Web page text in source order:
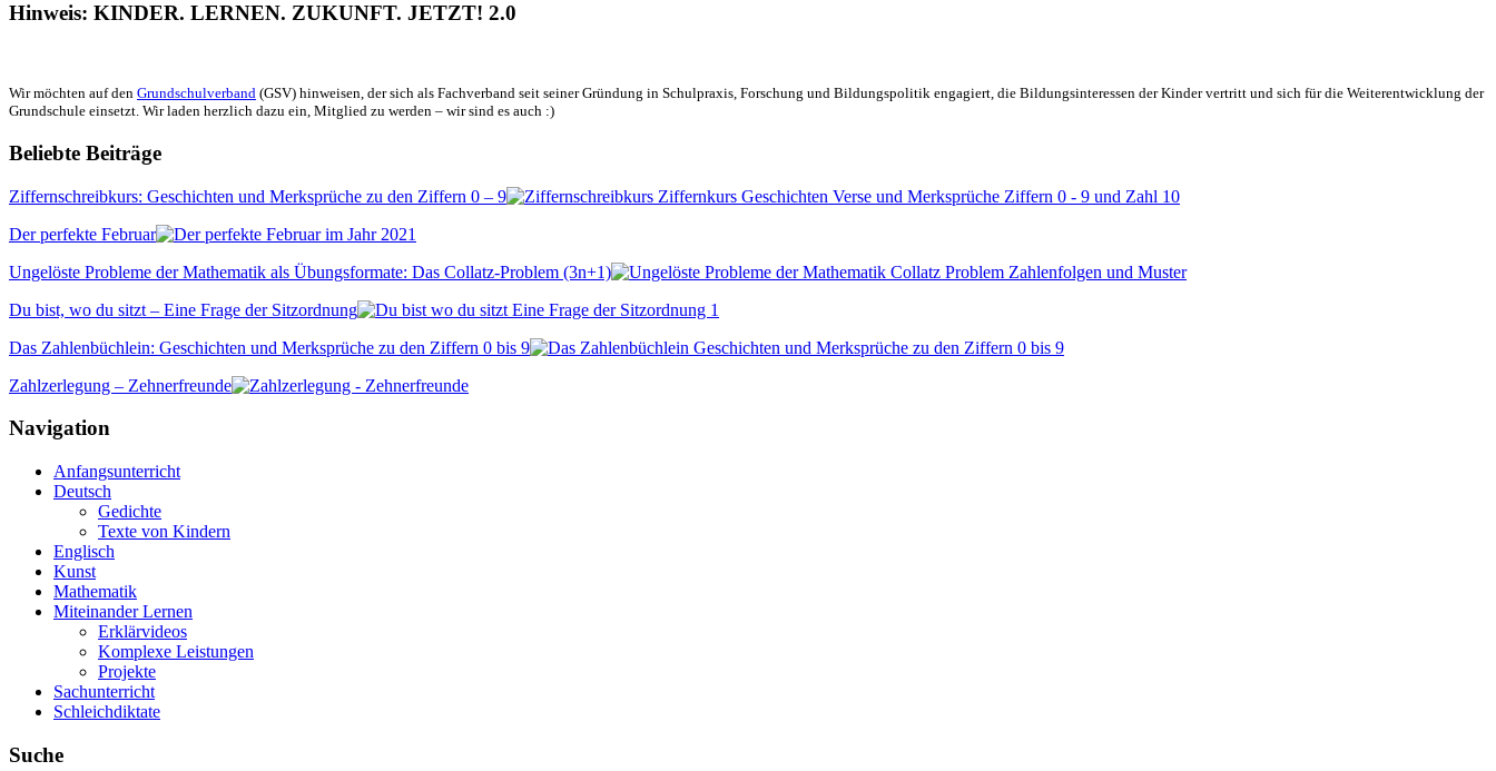
Hinweis: KINDER. LERNEN. ZUKUNFT. JETZT! 2.0
Wir möchten auf den Grundschulverband (GSV) hinweisen, der sich als Fachverband seit seiner Gründung in Schulpraxis, Forschung und Bildungspolitik engagiert, die Bildungsinteressen der Kinder vertritt und sich für die Weiterentwicklung der
Grundschule einsetzt. Wir laden herzlich dazu ein, Mitglied zu werden – wir sind es auch :)
Beliebte Beiträge
Ziffernschreibkurs: Geschichten und Merksprüche zu den Ziffern 0 – 9
Der perfekte Februar
Ungelöste Probleme der Mathematik als Übungsformate: Das Collatz-Problem (3n+1)
Du bist, wo du sitzt – Eine Frage der Sitzordnung
Das Zahlenbüchlein: Geschichten und Merksprüche zu den Ziffern 0 bis 9
Zahlzerlegung – Zehnerfreunde
Navigation
Anfangsunterricht
Deutsch
Gedichte
Texte von Kindern
Englisch
Kunst
Mathematik
Miteinander Lernen
Erklärvideos
Komplexe Leistungen
Projekte
Sachunterricht
Schleichdiktate
Suche